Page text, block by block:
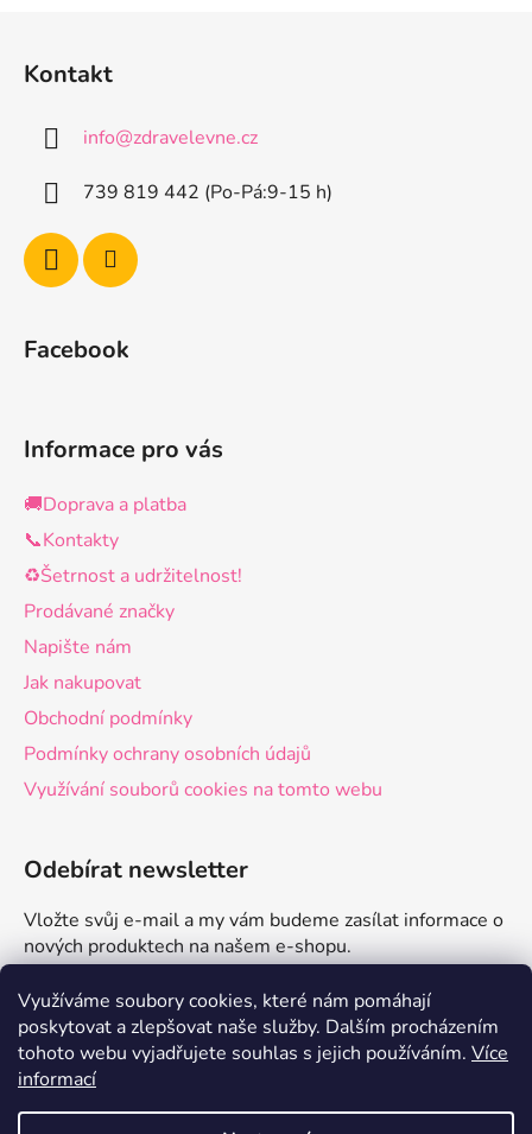
Využíváme soubory cookies, které nám pomáhají
poskytovat a zlepšovat naše služby. Dalším procházením
tohoto webu vyjadřujete souhlas s jejich používáním. Více
informací
Kontakt
info@zdravelevne.cz
739 819 442 (Po-Pá:9-15 h)
Facebook
Informace pro vás
🚚Doprava a platba
📞Kontakty
♻️Šetrnost a udržitelnost!
Prodávané značky
Napište nám
Jak nakupovat
Obchodní podmínky
Podmínky ochrany osobních údajů
Využívání souborů cookies na tomto webu
Odebírat newsletter
Vložte svůj e-mail a my vám budeme zasílat informace o
nových produktech na našem e-shopu.
E-mail
PŘIHLÁSIT SE